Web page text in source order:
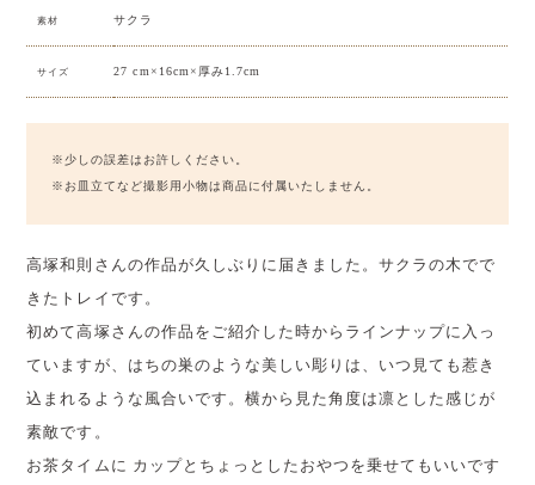
素材 サクラ
サイズ 27 cm×16cm×厚み1.7cm
※少しの誤差はお許しください。
※お皿立てなど撮影用小物は商品に付属いたしません。
高塚和則さんの作品が久しぶりに届きました。サクラの木でで
きたトレイです。
初めて高塚さんの作品をご紹介した時からラインナップに入っ
ていますが、はちの巣のような美しい彫りは、いつ見ても惹き
込まれるような風合いです。横から見た角度は凛とした感じが
素敵です。
お茶タイムに カップとちょっとしたおやつを乗せてもいいです